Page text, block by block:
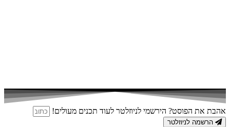
אהבת את הפוסט? הירשמי לניוזלטר לעוד תכנים מעולים!
הרשמה לניוזלטר